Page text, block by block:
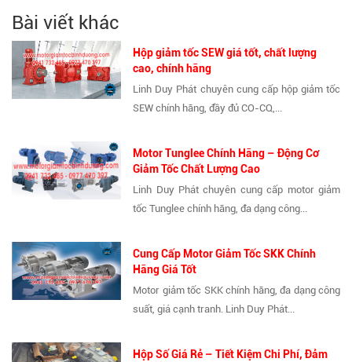
Bài viết khác
Hộp giảm tốc SEW giá tốt, chất lượng
cao, chính hãng
Linh Duy Phát chuyên cung cấp hộp giảm tốc
SEW chính hãng, đầy đủ CO-CQ,...
Motor Tunglee Chính Hãng – Động Cơ
Giảm Tốc Chất Lượng Cao
Linh Duy Phát chuyên cung cấp motor giảm
tốc Tunglee chính hãng, đa dạng công...
Cung Cấp Motor Giảm Tốc SKK Chính
Hãng Giá Tốt
Motor giảm tốc SKK chính hãng, đa dạng công
suất, giá cạnh tranh. Linh Duy Phát...
Hộp Số Giá Rẻ – Tiết Kiệm Chi Phí, Đảm